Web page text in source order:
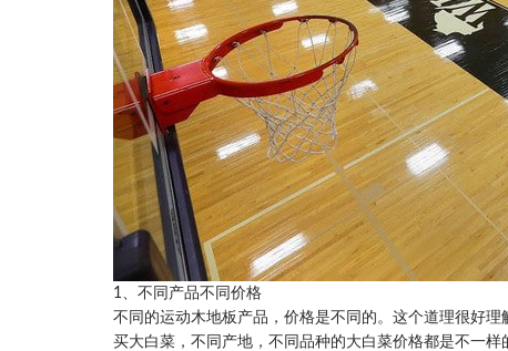
1、不同产品不同价格
不同的运动木地板产品，价格是不同的。这个道理很好
买大白菜，不同产地，不同品种的大白菜价格都是不一样